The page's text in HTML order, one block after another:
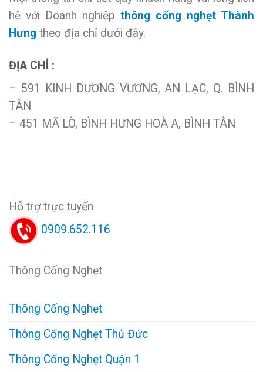
hệ với Doanh nghiệp thông cống nghẹt Thành
Hưng theo địa chỉ dưới đây.
ĐỊA CHỈ :
– 591 KINH DƯƠNG VƯƠNG, AN LẠC, Q. BÌNH
TÂN
– 451 MÃ LÒ, BÌNH HƯNG HOÀ A, BÌNH TÂN
Hỗ trợ trực tuyến
0909.652.116
Thông Cống Nghẹt
Thông Cống Nghẹt
Thông Cống Nghẹt Thủ Đức
Thông Cống Nghẹt Quận 1